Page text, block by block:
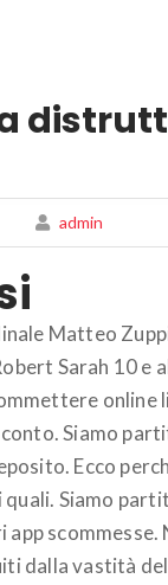
admin
Matteo
Sarah 10
online
Siamo
Ecco
Siamo
dalla vastità